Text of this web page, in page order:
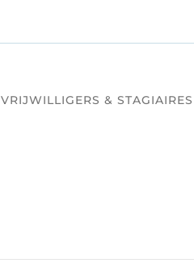
VRIJWILLIGERS & STAGIAIRES